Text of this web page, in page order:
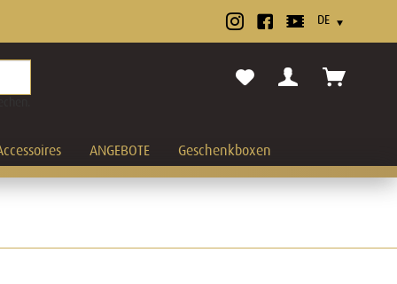
ANGEBOTE Geschenkboxen